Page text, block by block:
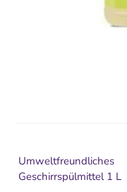
Umweltfreundliches
Geschirrspülmittel 1 L